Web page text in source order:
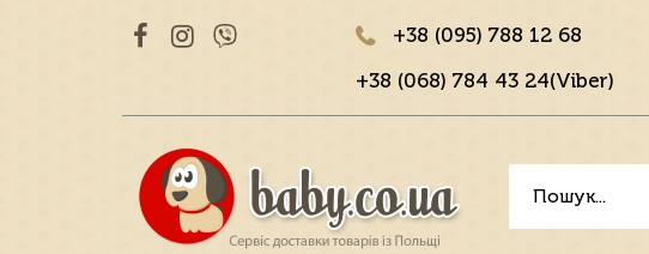
+38 (095) 788 12 68
+38 (068) 784 43 24(Viber)